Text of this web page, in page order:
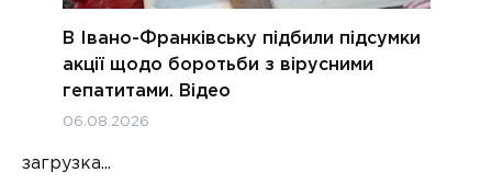
В Івано-Франківську підбили підсумки
акції щодо боротьби з вірусними
гепатитами. Відео
06.08.2026
загрузка...